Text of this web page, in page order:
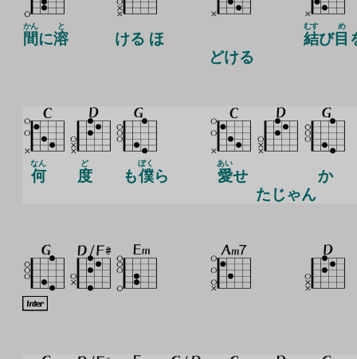
間
かん
に溶
と
ける ほ
どける
結
むす
び目
め
何
なん
度
ど
も僕
ぼく
ら 愛
あい
せ
たじゃん
か